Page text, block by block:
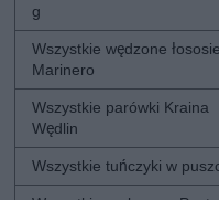
g
Wszystkie wędzone łososie
Marinero
Wszystkie parówki Kraina
Wędlin
Wszystkie tuńczyki w